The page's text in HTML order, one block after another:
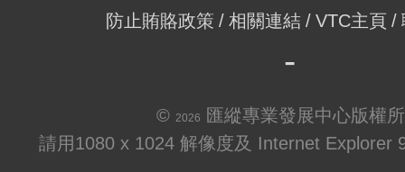
防止賄賂政策
相關連結 VTC主頁
© 2026
匯縱專業發展中心版權
請用1080 x 1024 解像度及 Internet Explorer